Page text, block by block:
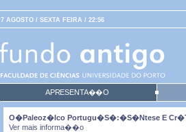
7 AGOSTO / SEXTA FEIRA / 22:56
APRESENTA��O
O�paleoz�ico Portugu�s�:�s�ntese E
Ver mais informa��o